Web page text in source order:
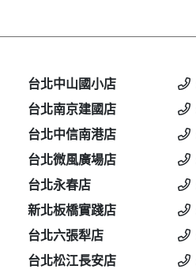
台北中山國小店
台北南京建國店
台北中信南港店
台北微風廣場店
台北永春店
新北板橋實踐店
台北六張犁店
台北松江長安店